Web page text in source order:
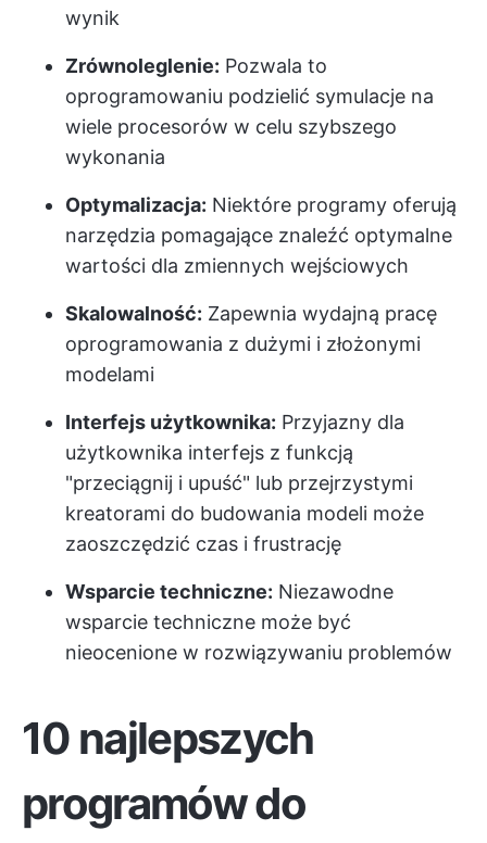
wynik
Zrównoleglenie: Pozwala to
oprogramowaniu podzielić symulacje na
wiele procesorów w celu szybszego
wykonania
Optymalizacja: Niektóre programy oferują
narzędzia pomagające znaleźć optymalne
wartości dla zmiennych wejściowych
Skalowalność: Zapewnia wydajną pracę
oprogramowania z dużymi i złożonymi
modelami
Interfejs użytkownika: Przyjazny dla
użytkownika interfejs z funkcją
"przeciągnij i upuść" lub przejrzystymi
kreatorami do budowania modeli może
zaoszczędzić czas i frustrację
Wsparcie techniczne: Niezawodne
wsparcie techniczne może być
nieocenione w rozwiązywaniu problemów
10 najlepszych
programów do